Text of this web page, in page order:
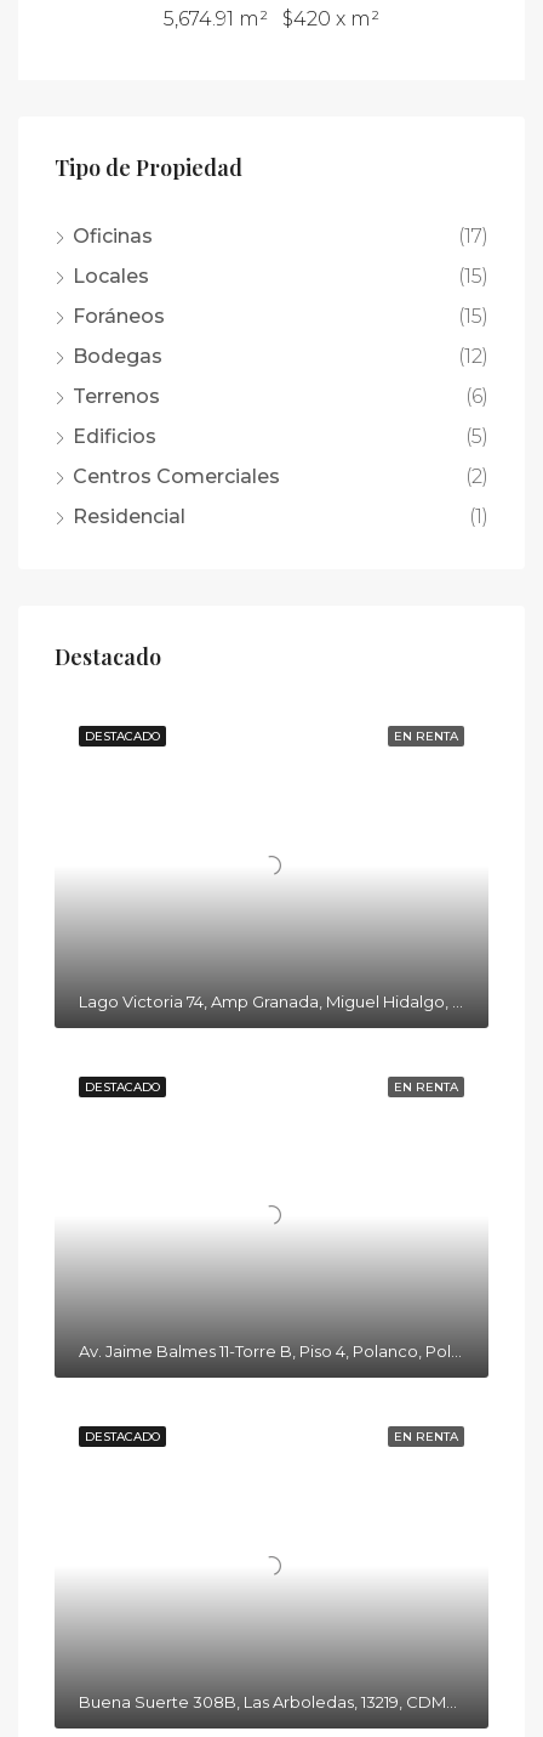
5,674.91 m² $420 x m²
Tipo de Propiedad
Oficinas
(17)
Locales
(15)
Foráneos
(15)
Bodegas
(12)
Terrenos
(6)
Edificios
(5)
Centros Comerciales
(2)
Residencial
(1)
Destacado
EN RENTA
DESTACADO
EN RENTA
DESTACADO
EN RENTA
DESTACADO